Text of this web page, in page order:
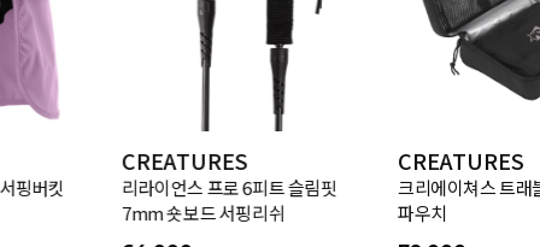
CREATURES
리라이언스 프로 6피트 슬림핏
7mm 숏보드 서핑리쉬
CREATURES
크리에이쳐스 트래블 서프 키트